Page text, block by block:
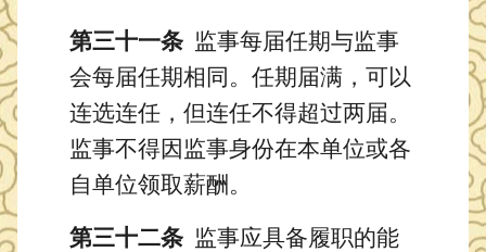
第三十一条 监事每届任期与监事
会每届任期相同。任期届满，可以
连选连任，但连任不得超过两届。
监事不得因监事身份在本单位或各
自单位领取薪酬。
第三十二条 监事应具备履职的能